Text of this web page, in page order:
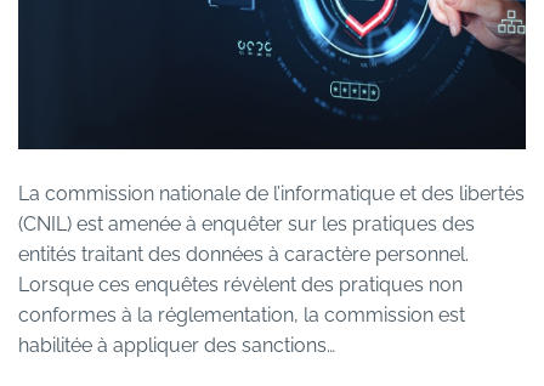
La commission nationale de l’informatique et des libertés
(CNIL) est amenée à enquêter sur les pratiques des
entités traitant des données à caractère personnel.
Lorsque ces enquêtes révèlent des pratiques non
conformes à la réglementation, la commission est
habilitée à appliquer des sanctions…